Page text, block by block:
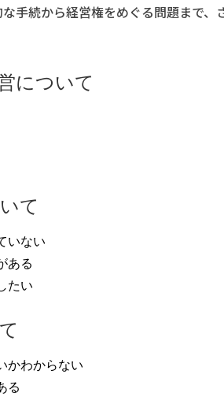
手続から経営権をめぐる問題まで、
について
て
いない
ある
たい
かわからない
る